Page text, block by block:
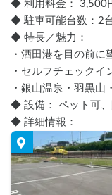
◆ 利用料金： 3,500
◆ 駐車可能台数：2
◆ 特長／魅力：
・酒田港を目の前に
・セルフチェック
・銀山温泉・羽黒
◆ 設備： ペット可
◆ 詳細情報：